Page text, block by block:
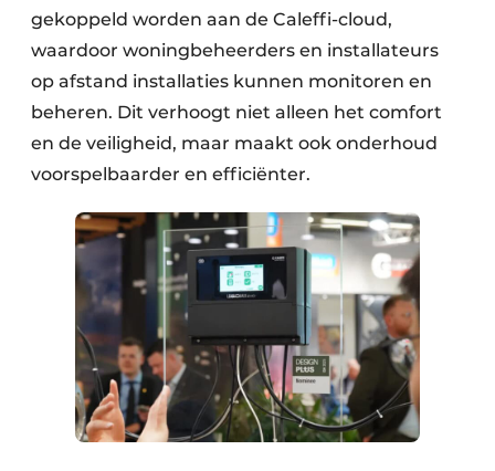
gekoppeld worden aan de Caleffi-cloud,
waardoor woningbeheerders en installateurs
op afstand installaties kunnen monitoren en
beheren. Dit verhoogt niet alleen het comfort
en de veiligheid, maar maakt ook onderhoud
voorspelbaarder en efficiënter.